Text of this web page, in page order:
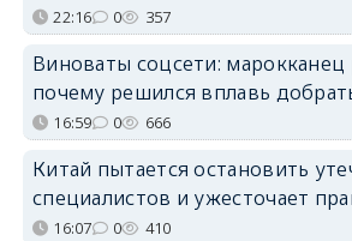
22:16 0 357
Виноваты соцсети: марокканец
почему решился вплавь
16:59 0 666
Китай пытается остановить
специалистов и ужесточает
16:07 0 410